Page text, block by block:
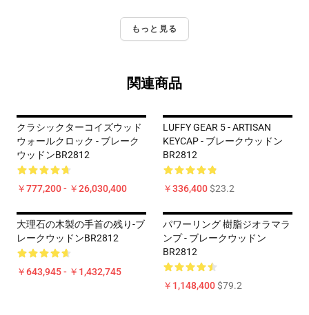
もっと見る
関連商品
クラシックターコイズウッド
ウォールクロック - ブレーク
ウッドンBR2812
￥777,200 - ￥26,030,400
LUFFY GEAR 5 - ARTISAN
KEYCAP - ブレークウッドン
BR2812
￥336,400$23.2
大理石の木製の手首の残り-ブ
レークウッドンBR2812
￥643,945 - ￥1,432,745
パワーリング 樹脂ジオラマラ
ンプ - ブレークウッドン
BR2812
￥1,148,400$79.2